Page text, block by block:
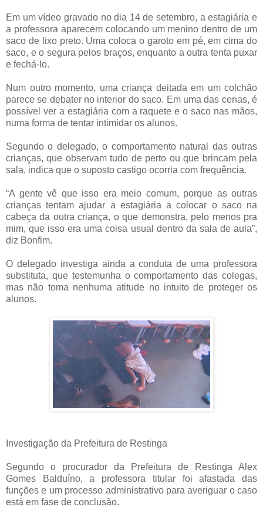
Em um vídeo gravado no dia 14 de setembro, a estagiária e
a professora aparecem colocando um menino dentro de um
saco de lixo preto. Uma coloca o garoto em pé, em cima do
saco, e o segura pelos braços, enquanto a outra tenta puxar
e fechá-lo.
Num outro momento, uma criança deitada em um colchão
parece se debater no interior do saco. Em uma das cenas, é
possível ver a estagiária com a raquete e o saco nas mãos,
numa forma de tentar intimidar os alunos.
Segundo o delegado, o comportamento natural das outras
crianças, que observam tudo de perto ou que brincam pela
sala, indica que o suposto castigo ocorria com frequência.
“A gente vê que isso era meio comum, porque as outras
crianças tentam ajudar a estagiária a colocar o saco na
cabeça da outra criança, o que demonstra, pelo menos pra
mim, que isso era uma coisa usual dentro da sala de aula”,
diz Bonfim.
O delegado investiga ainda a conduta de uma professora
substituta, que testemunha o comportamento das colegas,
mas não toma nenhuma atitude no intuito de proteger os
alunos.
Investigação da Prefeitura de Restinga
Segundo o procurador da Prefeitura de Restinga Alex
Gomes Balduíno, a professora titular foi afastada das
funções e um processo administrativo para averiguar o caso
está em fase de conclusão.